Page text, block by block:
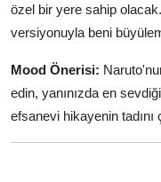
özel bir yere sahip
versiyonuyla beni
Mood Önerisi:
edin, yanınızda en
efsanevi hikayenin tadını